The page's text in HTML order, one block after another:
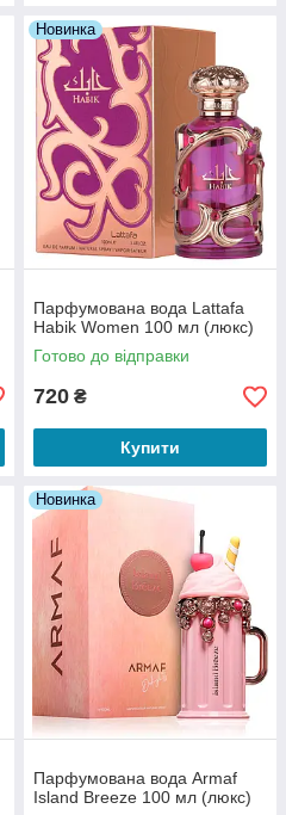
Новинка
Парфумована вода Lattafa
Habik Women 100 мл (люкс)
Готово до відправки
720 ₴
Купити
Новинка
Парфумована вода Armaf
Island Breeze 100 мл (люкс)